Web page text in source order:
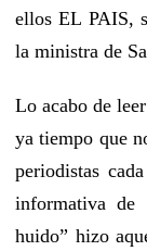
ellos EL PAIS,
la ministra de
Lo acabo de
ya tiempo que
periodistas
informativa de
huido” hizo